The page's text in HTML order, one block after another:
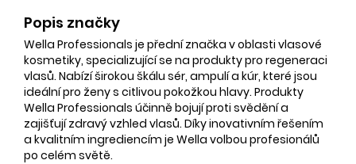
Popis značky
Wella Professionals je přední značka v oblasti vlasové
kosmetiky, specializující se na produkty pro regeneraci
vlasů. Nabízí širokou škálu sér, ampulí a kúr, které jsou
ideální pro ženy s citlivou pokožkou hlavy. Produkty
Wella Professionals účinně bojují proti svědění a
zajišťují zdravý vzhled vlasů. Díky inovativním řešením
a kvalitním ingrediencím je Wella volbou profesionálů
po celém světě.